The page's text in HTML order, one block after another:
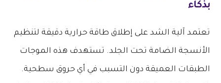
بذكاء
​تعتمد آلية الشد على إطلاق طاقة حرارية دقيقة لتنظيم
الأنسجة الضامة تحت الجلد. تستهدف هذه الموجات
الطبقات العميقة دون التسبب في أي حروق سطحية.